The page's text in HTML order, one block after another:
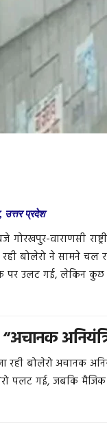
, उत्तर प्रदेश
वाराणसी
बोलेरो ने सामने चल
उलट गई, लेकिन कुछ
“अचानक
रही बोलेरो अचानक
पलट गई, जबकि